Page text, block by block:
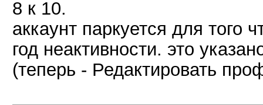
8 к 10.
аккаунт паркуется для того
год неактивности. это
(теперь - Редактировать